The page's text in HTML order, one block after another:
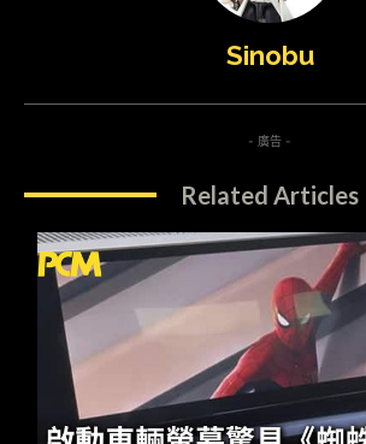
Sinobu
- 廣告 -
Related Articles